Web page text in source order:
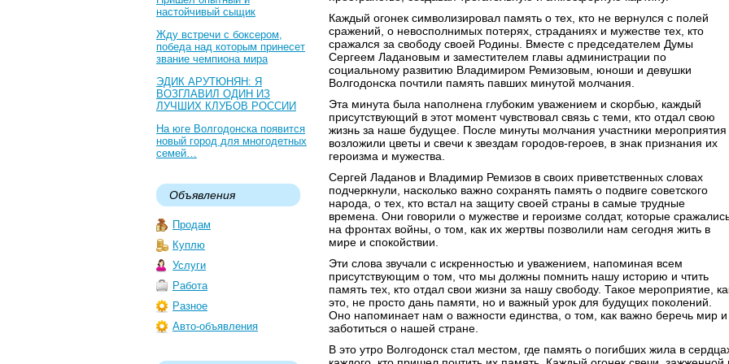
настойчивый сыщик
Жду встречи с боксером,
победа над которым принесет
звание чемпиона мира
ЭДИК АРУТЮНЯН: Я
ВОЗГЛАВИЛ ОДИН ИЗ
ЛУЧШИХ КЛУБОВ РОССИИ
На юге Волгодонска появится
новый город для многодетных
семей…
Объявления
Продам
Куплю
Услуги
Работа
Разное
Авто-объявления
Каждый огонек символизировал память о тех, кто не вернулся с полей
сражений, о невосполнимых потерях, страданиях и мужестве тех, кто
сражался за свободу своей Родины. Вместе с председателем Думы
Сергеем Ладановым и заместителем главы администрации по
социальному развитию Владимиром Ремизовым, юноши и девушки
Волгодонска почтили память павших минутой молчания.
Эта минута была наполнена глубоким уважением и скорбью, каждый
присутствующий в этот момент чувствовал связь с теми, кто отдал свою
жизнь за наше будущее. После минуты молчания участники мероприятия
возложили цветы и свечи к звездам городов-героев, в знак признания их
героизма и мужества.
Сергей Ладанов и Владимир Ремизов в своих приветственных словах
подчеркнули, насколько важно сохранять память о подвиге советского
народа, о тех, кто встал на защиту своей страны в самые трудные
времена. Они говорили о мужестве и героизме солдат, которые
на фронтах войны, о том, как их жертвы позволили нам сегодня жить в
мире и спокойствии.
Эти слова звучали с искренностью и уважением, напоминая всем
присутствующим о том, что мы должны помнить нашу историю и чтить
память тех, кто отдал свои жизни за нашу свободу. Такое мероприятие,
это, не просто дань памяти, но и важный урок для будущих поколений.
Оно напоминает нам о важности единства, о том, как важно беречь мир и
заботиться о нашей стране.
В это утро Волгодонск стал местом, где память о погибших жила в